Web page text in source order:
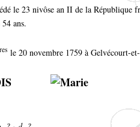
le 23 nivôse an II de la
ans.
res le 20 novembre 1759 à Gelvécourt-